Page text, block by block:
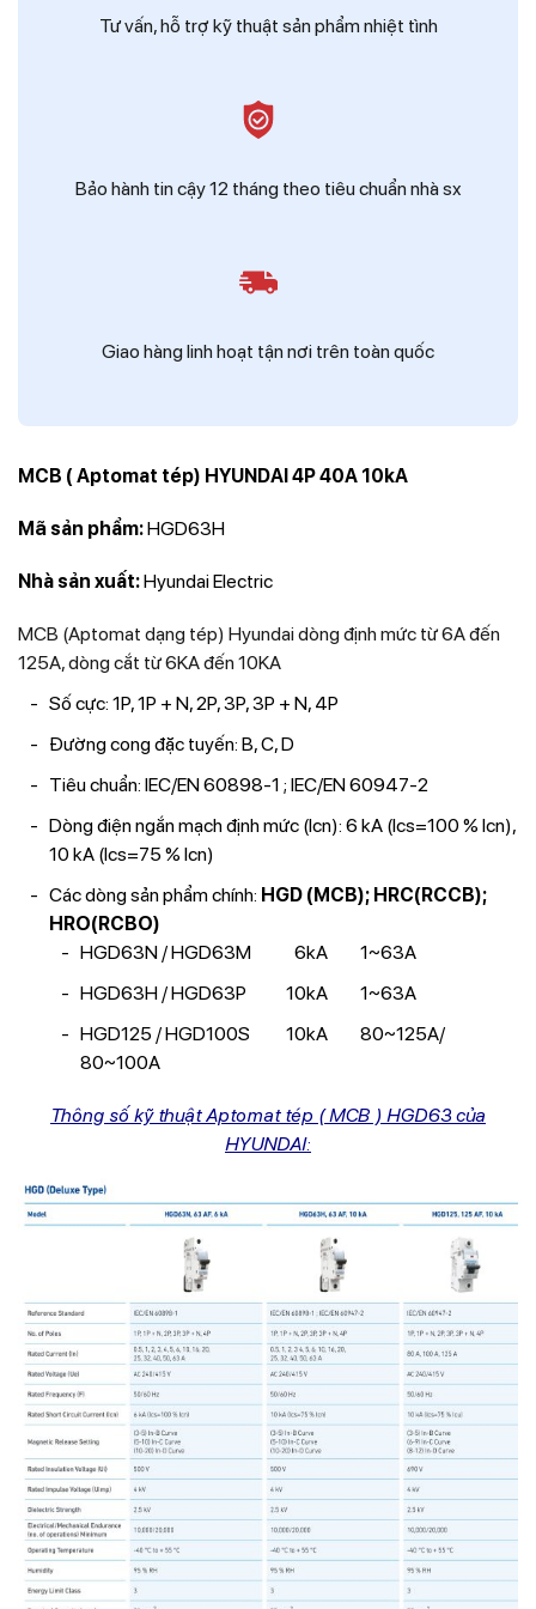
Tư vấn, hỗ trợ kỹ thuật sản phẩm nhiệt tình
Bảo hành tin cậy 12 tháng theo tiêu chuẩn nhà sx
Giao hàng linh hoạt tận nơi trên toàn quốc
MCB ( Aptomat tép) HYUNDAI 4P 40A 10kA
Mã sản phẩm:HGD63H
Nhà sản xuất:Hyundai Electric
MCB (Aptomat dạng tép) Hyundai dòng định mức từ 6A đến
125A, dòng cắt từ 6KA đến 10KA
Số cực: 1P, 1P + N, 2P, 3P, 3P + N, 4P
Đường cong đặc tuyến: B, C, D
Tiêu chuẩn: IEC/EN 60898-1 ; IEC/EN 60947-2
Dòng điện ngắn mạch định mức (Icn): 6 kA (Ics=100 % Icn),
10 kA (Ics=75 % Icn)
Các dòng sản phẩm chính: HGD (MCB); HRC(RCCB);
HRO(RCBO)
HGD63N / HGD63M 6kA 1~63A
HGD63H / HGD63P 10kA 1~63A
HGD125 / HGD100S 10kA 80~125A/
80~100A
Thông số kỹ thuật Aptomat tép ( MCB ) HGD63 của
HYUNDAI: